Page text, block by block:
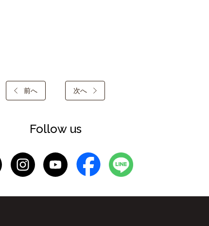
前へ 次へ
Follow us